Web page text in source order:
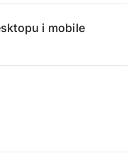
i mobile